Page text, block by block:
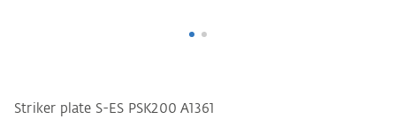
Striker plate S-ES PSK200 A1361